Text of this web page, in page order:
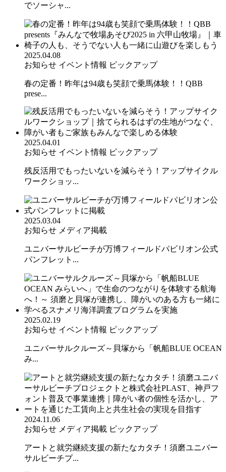
でソーシャ...
2025.04.08
お知らせ イベント情報 ピックアップ
春の定番！昨年は94歳も笑顔で乗馬体験！！QBB
prese...
2025.04.01
お知らせ イベント情報 ピックアップ
残反活用でもったいないを減らそう！アップサイクル
ワークショッ...
2025.03.04
お知らせ メディア掲載
ユニバーサルビーチが万博フィールドパビリオン公式
パンフレット...
2025.02.19
お知らせ イベント情報 ピックアップ
ユニバーサルクルーズ～貝塚から「帆船BLUE OCEAN
み...
2024.11.06
お知らせ メディア掲載 ピックアップ
アートと就労継続支援の新たなカタチ！須磨ユニバー
サルビーチプ...